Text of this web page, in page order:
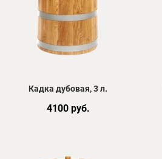
Кадка дубовая, 3 л.
4100 руб.